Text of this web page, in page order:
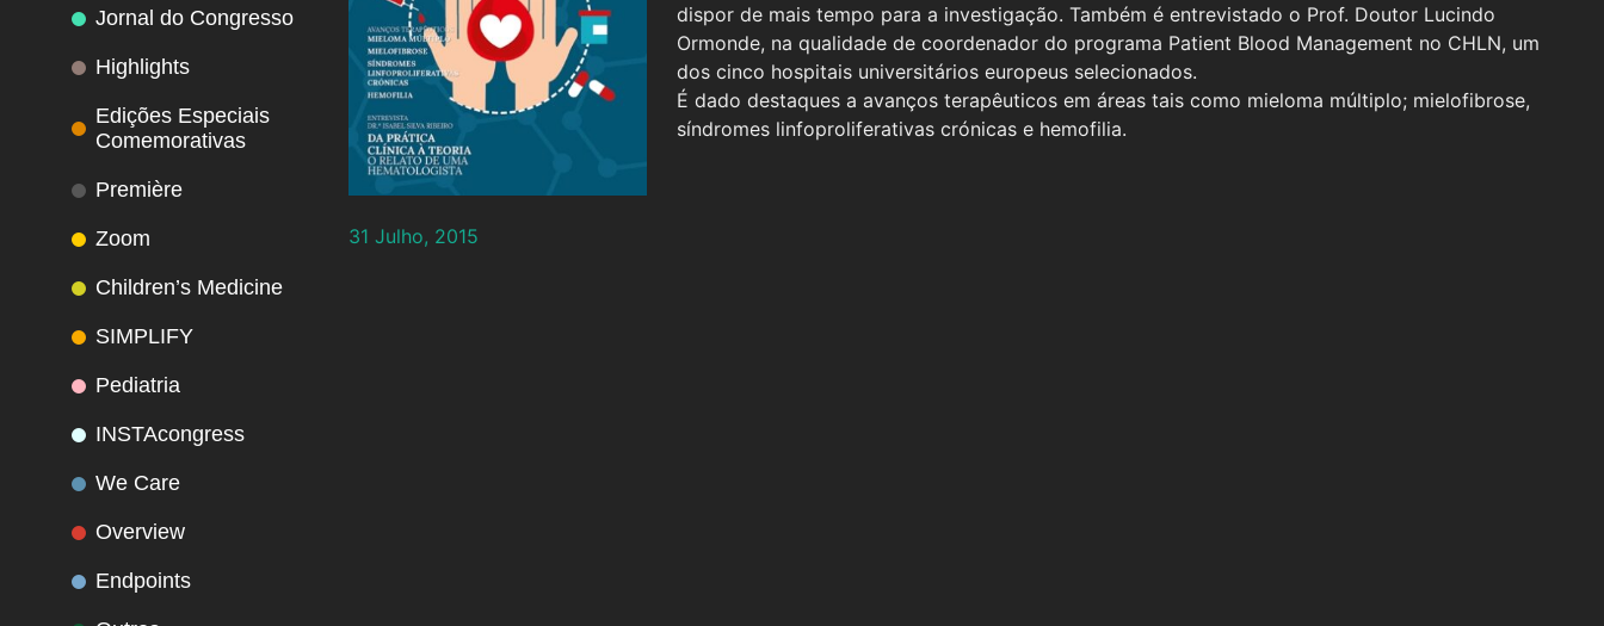
Jornal do Congresso
Highlights
Edições Especiais
Comemorativas
Première
Zoom
Children’s Medicine
SIMPLIFY
Pediatria
INSTAcongress
We Care
Overview
Endpoints
31 Julho, 2015
dispor de mais tempo para a investigação. Também é entrevistado o Prof. Doutor Lucindo
Ormonde, na qualidade de coordenador do programa Patient Blood Management no CHLN, um
dos cinco hospitais universitários europeus selecionados.
É dado destaques a avanços terapêuticos em áreas tais como mieloma múltiplo; mielofibrose,
síndromes linfoproliferativas crónicas e hemofilia.